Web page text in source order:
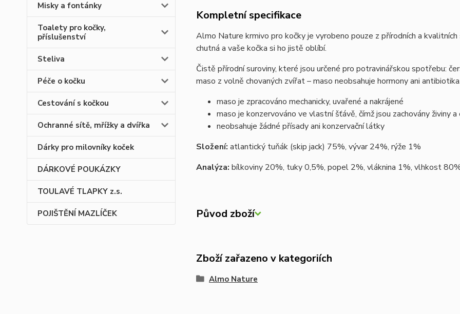
Misky a fontánky
Toalety pro kočky,
příslušenství
Steliva
Péče o kočku
Cestování s kočkou
Ochranné sítě, mřížky a dvířka
Dárky pro milovníky koček
DÁRKOVÉ POUKÁZKY
TOULAVÉ TLAPKY z.s.
POJIŠTĚNÍ MAZLÍČEK
Kompletní specifikace
Almo Nature krmivo pro kočky je vyrobeno pouze z přírodních a
chutná a vaše kočka si ho jistě oblíbí.
Čistě přírodní suroviny, které jsou určené pro potravinářskou spotřebu:
maso z volně chovaných zvířat – maso neobsahuje hormony ani
maso je zpracováno mechanicky, uvařené a nakrájené
maso je konzervováno ve vlastní šťávě, čímž jsou zachovány živiny a
neobsahuje žádné přísady ani konzervační látky
Složení: atlantický tuňák (skip jack) 75%, vývar 24%, rýže 1%
Analýza: bílkoviny 20%, tuky 0,5%, popel 2%, vláknina 1%, vlhkost
Původ zboží
Zboží zařazeno v kategoriích
Almo Nature